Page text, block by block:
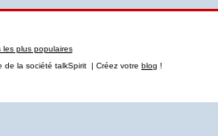
les plus populaires
de la société talkSpirit | Créez votre blog !